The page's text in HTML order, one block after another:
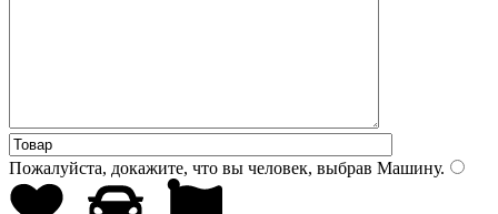
Пожалуйста, докажите, что вы человек, выбрав Машину.